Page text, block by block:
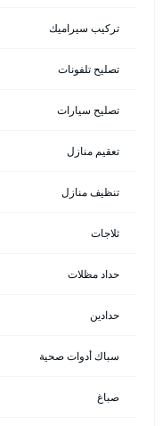
تركيب سيراميك
تصليح تلفونات
تصليح سيارات
تعقيم منازل
تنظيف منازل
ثلاجات
حداد مظلات
حدادين
سباك أدوات صحية
صباغ